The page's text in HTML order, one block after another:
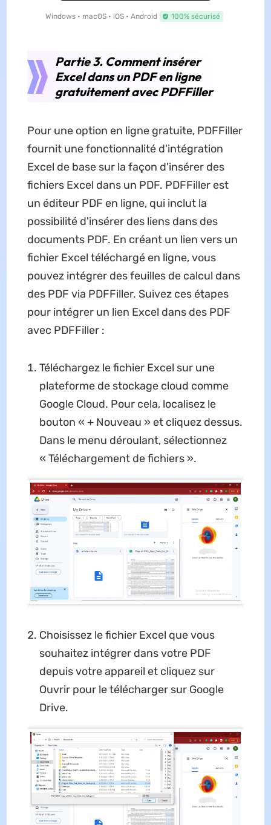
Windows • macOS • iOS • Android 100% sécurisé
Partie 3. Comment insérer
Excel dans un PDF en ligne
gratuitement avec PDFFiller
Pour une option en ligne gratuite, PDFFiller
fournit une fonctionnalité d'intégration
Excel de base sur la façon d'insérer des
fichiers Excel dans un PDF. PDFFiller est
un éditeur PDF en ligne, qui inclut la
possibilité d'insérer des liens dans des
documents PDF. En créant un lien vers un
fichier Excel téléchargé en ligne, vous
pouvez intégrer des feuilles de calcul dans
des PDF via PDFFiller. Suivez ces étapes
pour intégrer un lien Excel dans des PDF
avec PDFFiller :
Téléchargez le fichier Excel sur une
plateforme de stockage cloud comme
Google Cloud. Pour cela, localisez le
bouton « + Nouveau » et cliquez dessus.
Dans le menu déroulant, sélectionnez
« Téléchargement de fichiers ».
Choisissez le fichier Excel que vous
souhaitez intégrer dans votre PDF
depuis votre appareil et cliquez sur
Ouvrir pour le télécharger sur Google
Drive.